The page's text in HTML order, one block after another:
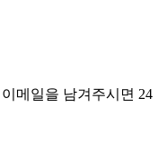
메일을 남겨주시면 24